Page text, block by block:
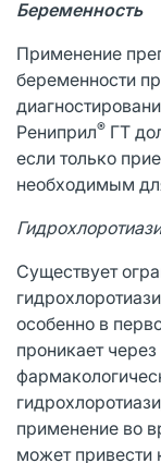
Беременность
Применение
беременности
Рениприл® ГТ
если только
необходимым
Существует
особенно в
проникает
применение во
может привести